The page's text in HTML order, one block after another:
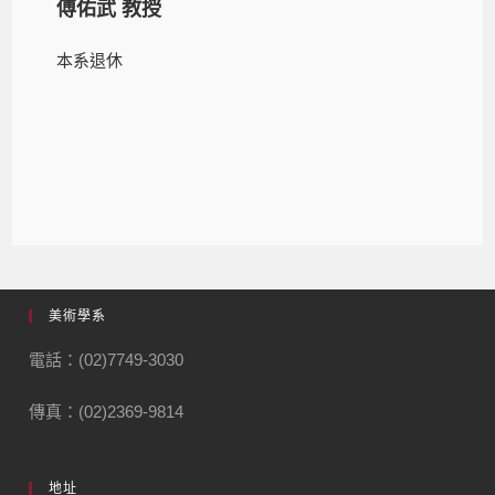
傅佑武 教授
本系退休
美術學系
電話：(02)7749-3030
傳真：(02)2369-9814
地址